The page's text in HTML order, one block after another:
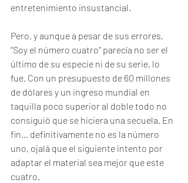
entretenimiento insustancial.
Pero, y aunque a pesar de sus errores,
“Soy el número cuatro” parecía no ser el
último de su especie ni de su serie, lo
fue. Con un presupuesto de 60 millones
de dólares y un ingreso mundial en
taquilla poco superior al doble todo no
consiguió que se hiciera una secuela. En
fin... definitivamente no es la número
uno, ojalá que el siguiente intento por
adaptar el material sea mejor que este
cuatro.